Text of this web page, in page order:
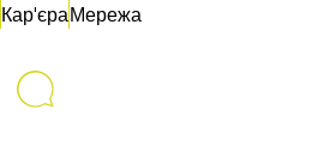
Кар'єраМережа